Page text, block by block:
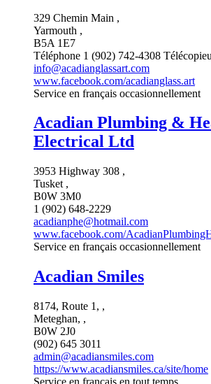
329 Chemin Main ,
Yarmouth ,
B5A 1E7
Téléphone 1 (902) 742-4308
info@acadianglassart.com
www.facebook.com/acadianglass.art
Service en français occasionnellement
Acadian Plumbing &
Electrical Ltd
3953 Highway 308 ,
Tusket ,
B0W 3M0
1 (902) 648-2229
acadianphe@hotmail.com
www.facebook.com/
Service en français occasionnellement
Acadian Smiles
8174, Route 1, ,
Meteghan, ,
B0W 2J0
(902) 645 3011
admin@acadiansmiles.com
https://www.acadiansmiles.ca/site/home